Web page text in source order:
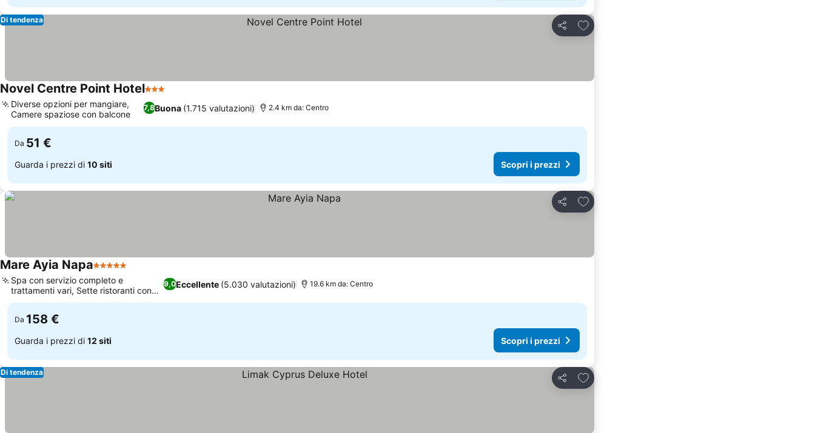
Condividi
Aggiungi ai preferiti
Di tendenza
Novel Centre Point Hotel3 Stelle
7,8Buona (1.715 valutazioni)
Diverse opzioni per mangiare,
Camere spaziose con balcone
2.4 km da: Centro
Da 51 €
Guarda i prezzi di 10 siti Scopri i prezzi
Condividi
Aggiungi ai preferiti
Mare Ayia Napa5 Stelle
9,0Eccellente (5.030 valutazioni)
Spa con servizio completo e
trattamenti vari, Sette ristoranti con
cucine diverse
19.6 km da: Centro
Da 158 €
Guarda i prezzi di 12 siti Scopri i prezzi
Condividi
Aggiungi ai preferiti
Di tendenza